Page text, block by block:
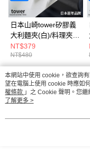
日本山崎tower矽膠義
大利麵夾(白)/料理夾/
義大利麵夾/料理用具
NT$379
NT$480
熱門標籤
本網站中使用 cookie，欲查詢
望在電腦上使用 cookie 時應如
權條款 」之 Cookie 聲明。您
用條款之 Cookie 聲明使用
了解更多 >